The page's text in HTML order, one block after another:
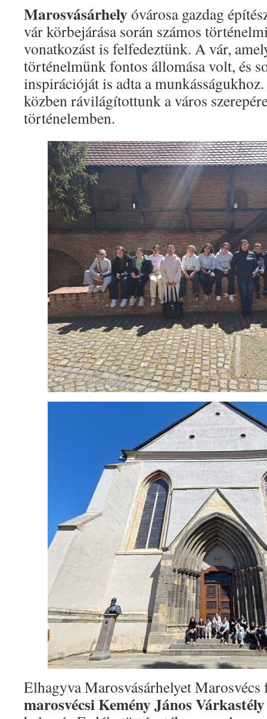
Marosvásárhelyóvárosa gazdag
vár körbejárása során számos
vonatkozást is felfedeztünk. A vár,
történelmünk fontos állomása volt, és
inspirációját is adta a
közben rávilágítottunk a város
történelemben.
Elhagyva Marosvásárhelyet
marosvécsi Kemény János Várkastély